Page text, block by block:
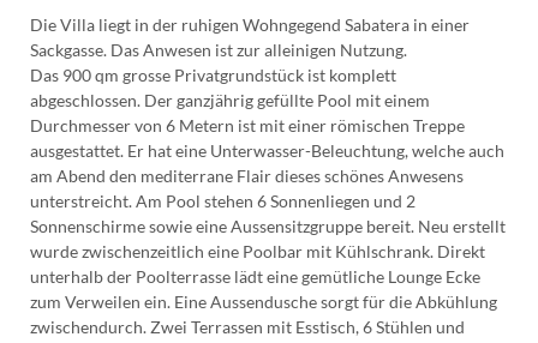
Die Villa liegt in der ruhigen Wohngegend Sabatera in einer
Sackgasse. Das Anwesen ist zur alleinigen Nutzung.
Das 900 qm grosse Privatgrundstück ist komplett
abgeschlossen. Der ganzjährig gefüllte Pool mit einem
Durchmesser von 6 Metern ist mit einer römischen Treppe
ausgestattet. Er hat eine Unterwasser-Beleuchtung, welche auch
am Abend den mediterrane Flair dieses schönes Anwesens
unterstreicht. Am Pool stehen 6 Sonnenliegen und 2
Sonnenschirme sowie eine Aussensitzgruppe bereit. Neu erstellt
wurde zwischenzeitlich eine Poolbar mit Kühlschrank. Direkt
unterhalb der Poolterrasse lädt eine gemütliche Lounge Ecke
zum Verweilen ein. Eine Aussendusche sorgt für die Abkühlung
zwischendurch. Zwei Terrassen mit Esstisch, 6 Stühlen und